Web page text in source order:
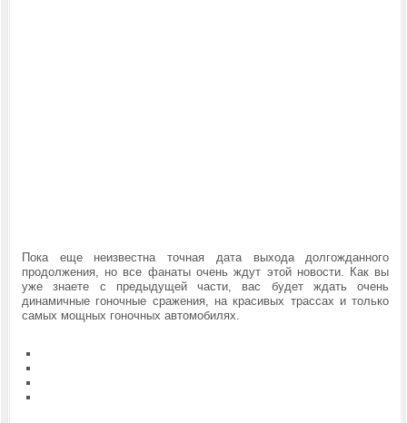
Пока еще неизвестна точная дата выхода долгожданного
продолжения, но все фанаты очень ждут этой новости. Как вы
уже знаете с предыдущей части, вас будет ждать очень
динамичные гоночные сражения, на красивых трассах и только
самых мощных гоночных автомобилях.